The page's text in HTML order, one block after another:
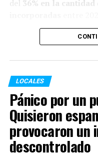
Golpe al narcolavado
la banda “Los
del 36% en la
Este salto territorial
Comedores
1.192.409
lo que
Copas de leche
Crecieron de
2026(suba del
LOCALES
Pánico por un
Quisieron
provocaron un
descontrolado